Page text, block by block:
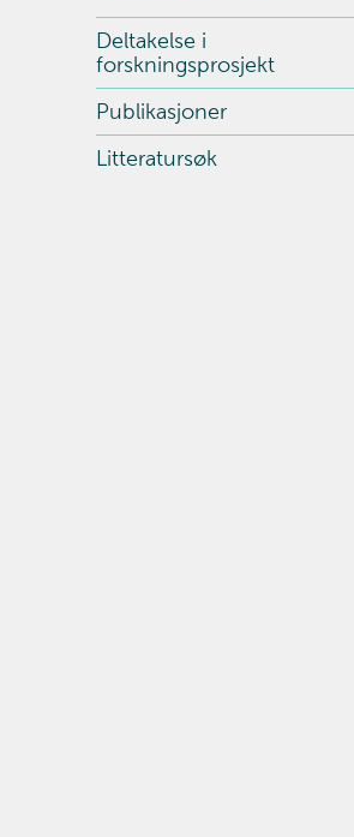
Deltakelse i
forskningsprosjekt
Publikasjoner
Litteratursøk